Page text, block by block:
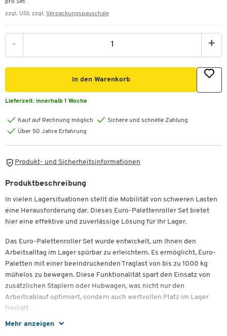
pro Set
zzgl. USt. zzgl. Verpackungspauschale
- +
In den Warenkorb
Lieferzeit: innerhalb 1 Woche
Kauf auf Rechnung möglich
Sichere und schnelle Zahlung
Über 50 Jahre Erfahrung
Produkt- und Sicherheitsinformationen
Mehr anzeigen
Produktbeschreibung
In vielen Lagersituationen stellt die Mobilität von schweren Lasten
eine Herausforderung dar. Dieses Euro-Palettenroller Set bietet
hier eine effektive und zuverlässige Lösung für Ihr Lager.
Das Euro-Palettenroller Set wurde entwickelt, um Ihnen den
Arbeitsalltag im Lager spürbar zu erleichtern. Es ermöglicht, Euro-
Paletten mit einer beeindruckenden Traglast von bis zu 1000 kg
mühelos zu bewegen. Diese Funktionalität spart den Einsatz von
zusätzlichen Staplern oder Hubwagen, was nicht nur den
Arbeitsablauf optimiert, sondern auch wertvollen Platz im Lager
freihält.
Durch die hochwertige Konstruktion aus verzinktem Aluminium